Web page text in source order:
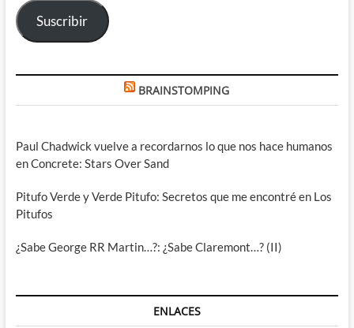
Suscribir
BRAINSTOMPING
Paul Chadwick vuelve a recordarnos lo que nos hace humanos
en Concrete: Stars Over Sand
Pitufo Verde y Verde Pitufo: Secretos que me encontré en Los
Pitufos
¿Sabe George RR Martin…?: ¿Sabe Claremont…? (II)
ENLACES